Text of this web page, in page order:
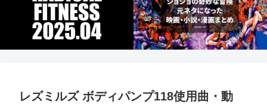
レズミルズ ボディパンプ118使用曲・動